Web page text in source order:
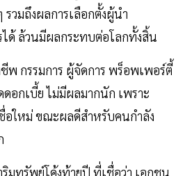
วมถึงผลการเลือกตั้งผู้นำ
ได้ ล้วนมีผลกระทบต่อโลกทั้งสิ้น
พ กรรมการ ผู้จัดการ พร็อพเพอร์ตี้
ดอกเบี้ย ไม่มีผลมากนัก เพราะ
อใหม่ ขณะผลดีสำหรับคนกำลัง
มทรัพย์โค้งท้ายปี ที่เชื่อว่า เอกชน